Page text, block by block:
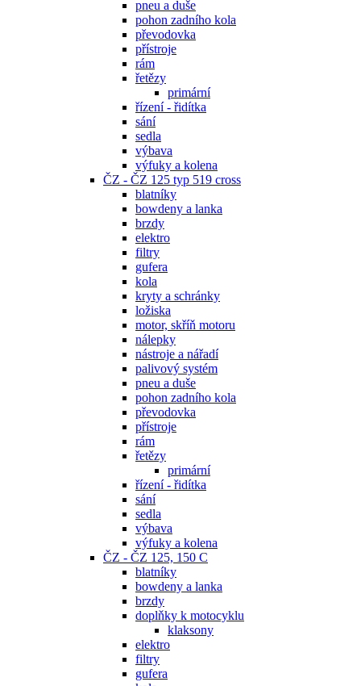
pneu a duše
pohon zadního kola
převodovka
přístroje
rám
řetězy
primární
řízení - řidítka
sání
sedla
výbava
výfuky a kolena
ČZ - ČZ 125 typ 519 cross
blatníky
bowdeny a lanka
brzdy
elektro
filtry
gufera
kola
kryty a schránky
ložiska
motor, skříň motoru
nálepky
nástroje a nářadí
palivový systém
pneu a duše
pohon zadního kola
převodovka
přístroje
rám
řetězy
primární
řízení - řidítka
sání
sedla
výbava
výfuky a kolena
ČZ - ČZ 125, 150 C
blatníky
bowdeny a lanka
brzdy
doplňky k motocyklu
klaksony
elektro
filtry
gufera